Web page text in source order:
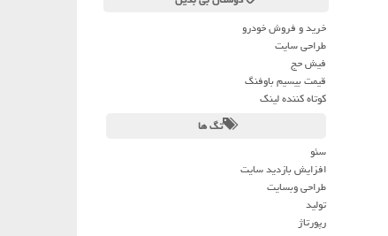
خرید و فروش خودرو
طراحی سایت
فیش حج
قیمت بیسیم باوفنگ
کوتاه کننده لینک
تگ ها
سئو
افزایش بازدید سایت
طراحی وبسایت
تولید
رپورتاژ